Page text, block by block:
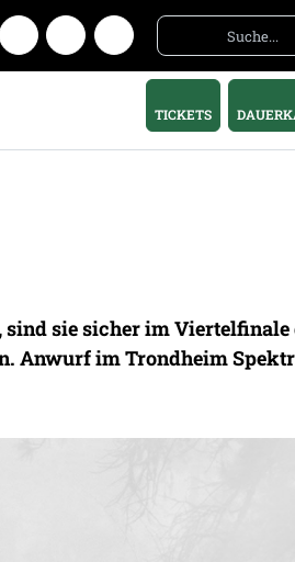
TICKETS
sind sie sicher im
Anwurf im Trondheim